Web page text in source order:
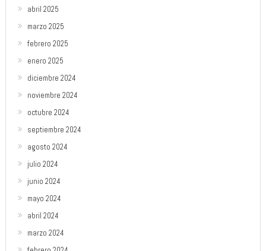
abril 2025
marzo 2025
febrero 2025
enero 2025
diciembre 2024
noviembre 2024
octubre 2024
septiembre 2024
agosto 2024
julio 2024
junio 2024
mayo 2024
abril 2024
marzo 2024